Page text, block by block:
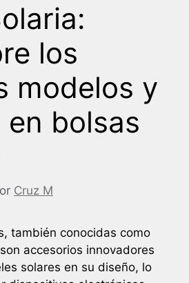
los
modelos y
bolsas
Cruz M
también conocidas como
accesorios innovadores
solares en su diseño, lo